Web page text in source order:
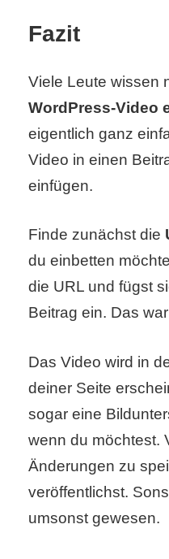
Fazit
Viele Leute wissen
WordPress-Video
eigentlich ganz
Video in einen
einfügen.
Finde zunächst die
du einbetten
die URL und fügst
Beitrag ein. Das
Das Video wird in
deiner Seite
sogar eine
wenn du möchtest.
Änderungen zu
veröffentlichst.
umsonst gewesen.